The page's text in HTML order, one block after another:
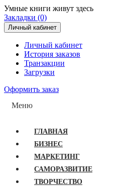
Умные книги живут здесь
Закладки (0)
Личный кабинет
Личный кабинет
История заказов
Транзакции
Загрузки
Оформить заказ
Меню
ГЛАВНАЯ
БИЗНЕС
МАРКЕТИНГ
САМОРАЗВИТИЕ
ТВОРЧЕСТВО